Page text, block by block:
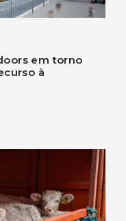
em torno
à